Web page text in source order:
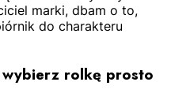
marki, dbam o to,
do charakteru
rolkę prosto